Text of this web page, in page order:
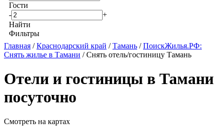
Гости
-
+
Найти
Фильтры
Главная /Краснодарский край /Тамань /ПоискЖилья.РФ:
Снять жилье в Тамани / Снять отель/гостиницу Тамань
Отели и гостиницы в Тамани
посуточно
Смотреть на картах